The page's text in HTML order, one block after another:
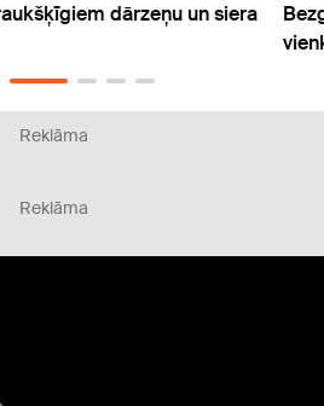
dārzeņu un siera
Reklāma
Reklāma